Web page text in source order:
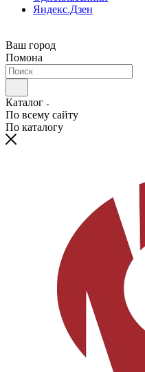
Яндекс.Дзен
Ваш город
Помона
Каталог
По всему сайту
По каталогу